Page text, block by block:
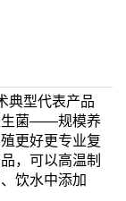
典型代表产品
菌——规模养
更好更专业复
，可以高温制
饮水中添加